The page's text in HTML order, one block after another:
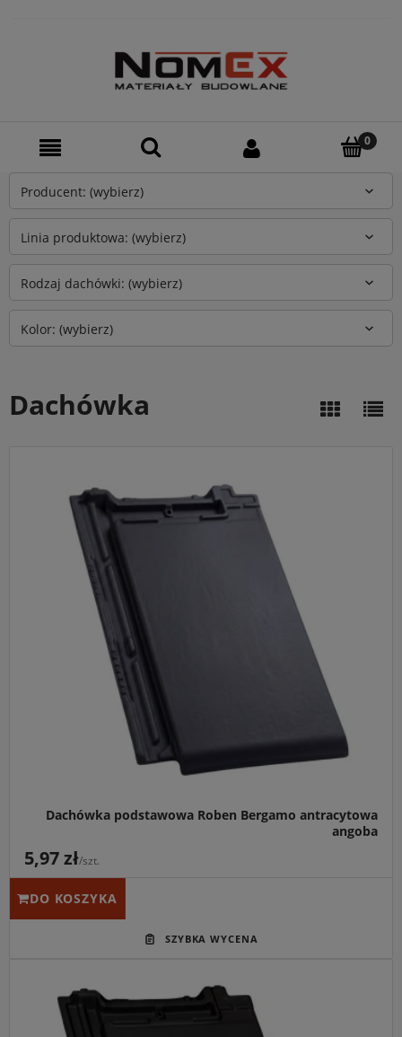
Producent: (wybierz)
Linia produktowa: (wybierz)
Rodzaj dachówki: (wybierz)
Kolor: (wybierz)
Dachówka
Główne przeznaczenie:
Nowoczesne, całkowicie płaskie
ceramiczne pokrycia dachowe dla budynków o
minimalistycznej i surowej architekturze.
Idealny do: Dachów dwuspadowych oraz kopertowych o
prostej konstrukcji i kącie nachylenia połaci od 25 stopni.
Kluczowa cecha:
Głęboki, matowy odcień antracytowej
angoby chroniący przed promieniowaniem UV, połączony
ze specjalnymi zamkami gwarantującymi perfekcyjną
szczelność połaci.
Dachówka podstawowa Roben Bergamo antracytowa
angoba
5,97 zł/szt.
DO KOSZYKA